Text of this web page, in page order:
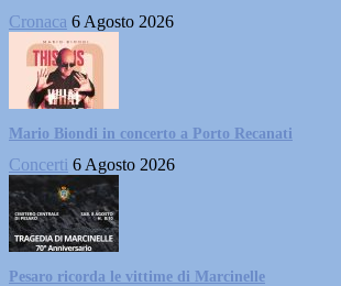
Cronaca 6 Agosto 2026
Mario Biondi in concerto a Porto Recanati
Concerti 6 Agosto 2026
Pesaro ricorda le vittime di Marcinelle